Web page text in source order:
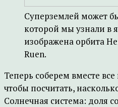
Суперземлей может
которой мы узнали в
изображена орбита
Ruen.
Теперь соберем вместе
чтобы посчитать,
Солнечная система: доля